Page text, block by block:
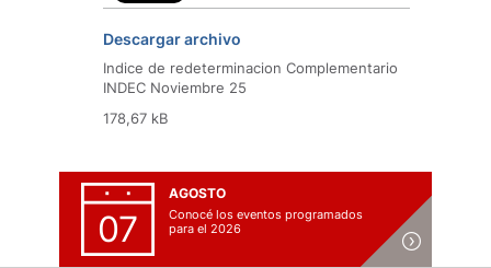
Descargar archivo
Indice de redeterminacion Complementario
INDEC Noviembre 25
178,67 kB
07
AGOSTO
Conocé los eventos programados
para el 2026